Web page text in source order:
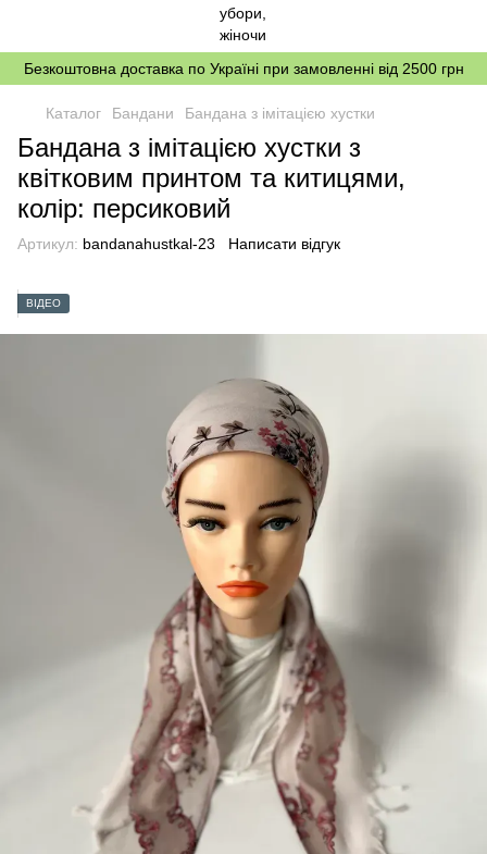
Безкоштовна доставка по Україні при замовленні від 2500 грн
Каталог Бандани Бандана з імітацією хустки
Бандана з імітацією хустки з
квітковим принтом та китицями,
колір: персиковий
Артикул: bandanahustkal-23 Написати відгук
ВІДЕО